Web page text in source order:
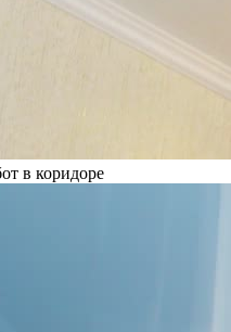
в коридоре